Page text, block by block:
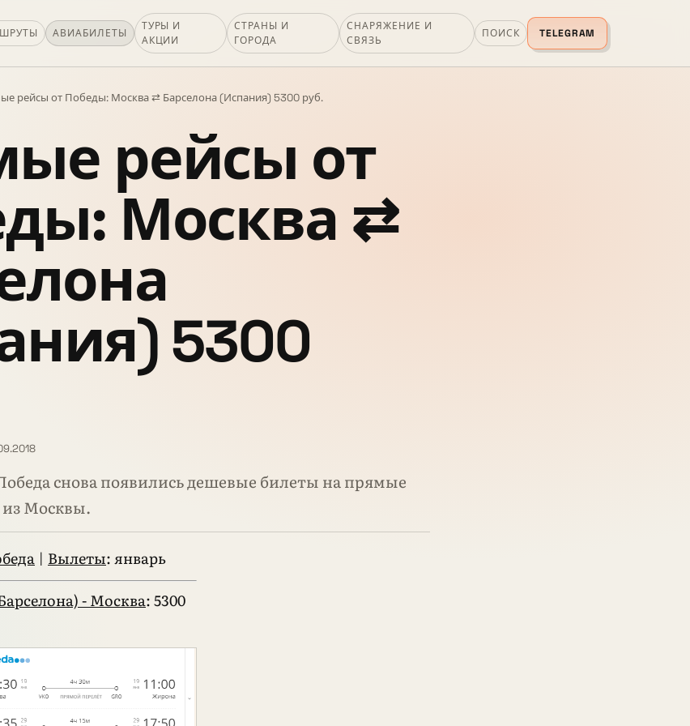
АВИАБИЛЕТЫ
ТУРЫ И
АКЦИИ
СТРАНЫ И
ГОРОДА
СНАРЯЖЕНИЕ И
СВЯЗЬ
ПОИСК TELEGRAM
рейсы от Победы: Москва ⇄ Барселона (Испания) 5300 руб.
рейсы от
Москва ⇄
5300
снова появились дешевые билеты на прямые
Москвы.
| Вылеты: январь
- Москва: 5300